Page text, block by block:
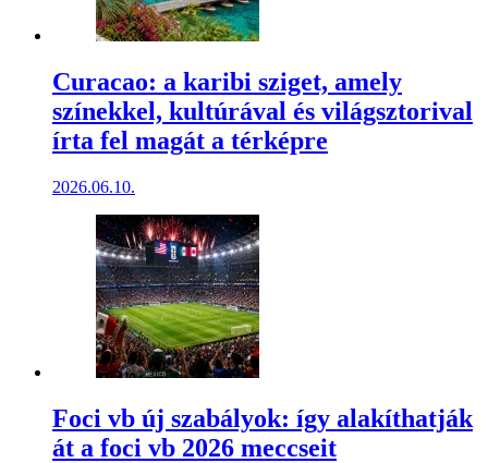
Curacao: a karibi sziget, amely
színekkel, kultúrával és világsztorival
írta fel magát a térképre
2026.06.10.
Foci vb új szabályok: így alakíthatják
át a foci vb 2026 meccseit